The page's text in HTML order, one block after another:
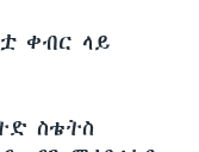
ቀብር ላይ
ስቴትስ